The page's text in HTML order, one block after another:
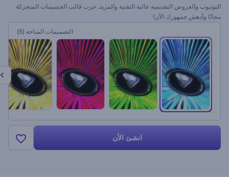
اليوتيوب والعروض التقديمية عالية التقنية والمزيد. جرب قالب الجسيمات المتحركة
مجانًا وأدهش جمهورك الآن!
التصميمات المتاحة (5)
انشئ الأن